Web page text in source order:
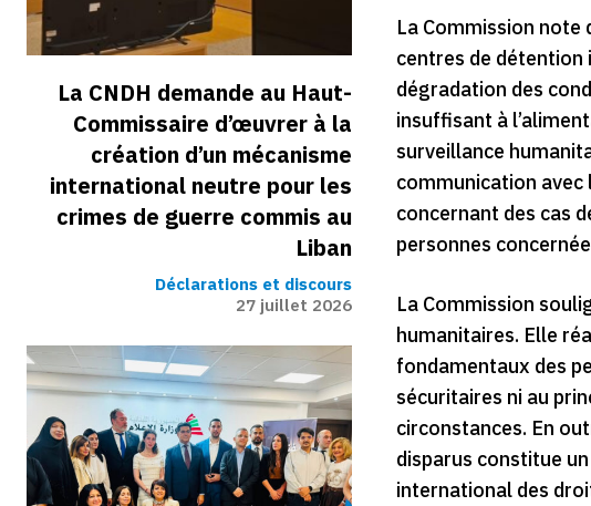
La CNDH demande au Haut-
Commissaire d’œuvrer à la
création d’un mécanisme
international neutre pour les
crimes de guerre commis au
Liban
Déclarations et discours
27 juillet 2026
La Commission note
centres de détention
dégradation des
insuffisant à
surveillance
communication
concernant des cas
personnes
La Commission
humanitaires. Elle
fondamentaux des
sécuritaires ni au
circonstances. En
disparus constitue
international des